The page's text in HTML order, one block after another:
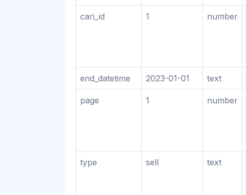
cari_id 1 number
end_datetime 2023-01-01 text
page 1 number
type sell text